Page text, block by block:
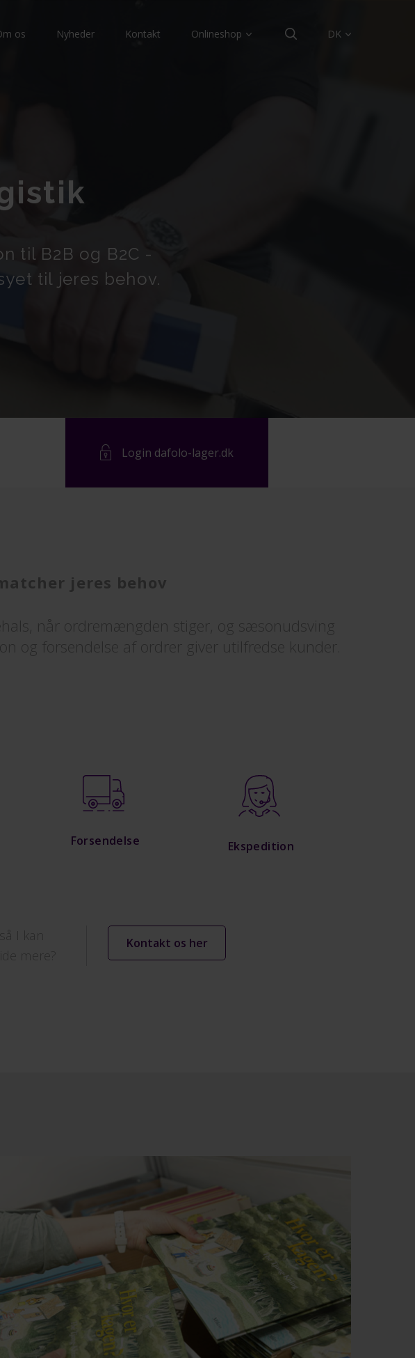
os Nyheder Kontakt Onlineshop DK
til B2B og B2C -
til jeres behov.
Login dafolo-lager.dk
jeres behov
når ordremængden stiger, og sæsonudsving
og forsendelse af ordrer giver utilfredse kunder.
Forsendelse Ekspedition
I kan
mere?
Kontakt os her